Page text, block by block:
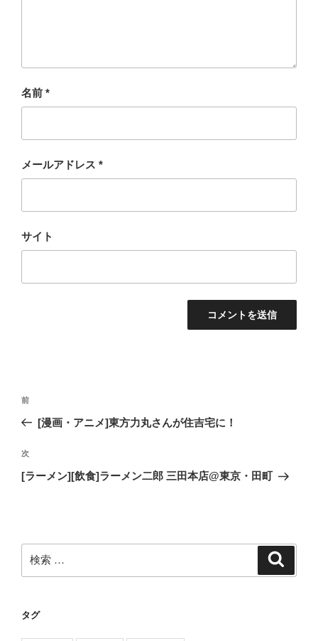
名前 *
メールアドレス *
サイト
投
ビ
ゲ
ン
過
去
投
稿
前
[漫画・アニメ]東方力丸さんが住吉宅に！
次
の
次
[ラーメン][飲食]ラーメン二郎 三田本店@東京・田町
検
索:
タグ